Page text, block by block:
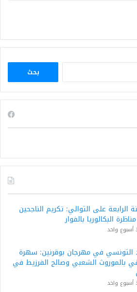
البحث
الرابعة على التوالي: تكريم الناجحين
البكالوريا بالفوار
أسبوع واحد
التونسي في مهرجان بوقرنين: سهرة
بالموروث الشعبي وصالح الفرزيط في
أسبوع واحد